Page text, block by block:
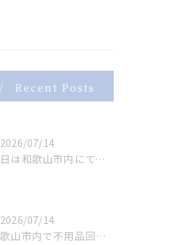
Recent Posts
2026/07/14
本日は和歌山市内にて、不用品回収作業を行いました🚚✨
2026/07/14
和歌山市内で不用品回収作業